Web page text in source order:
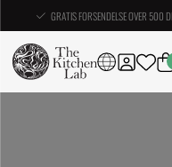
GRATIS FORSENDELSE OVER 500